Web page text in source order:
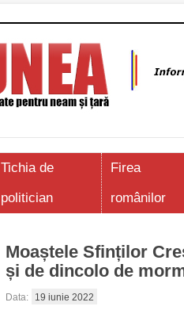
Tichia de
politician
Firea
românilor
Moaștele Sfinților
și de dincolo de
Data: 19 iunie 2022